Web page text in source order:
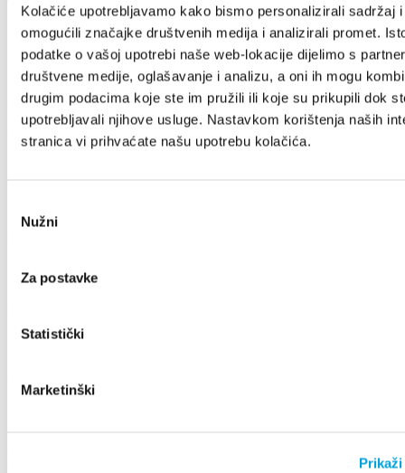
Kolačiće upotrebljavamo kako bismo personalizirali sadržaj
omogućili značajke društvenih medija i analizirali promet.
podatke o vašoj upotrebi naše web-lokacije dijelimo s
društvene medije, oglašavanje i analizu, a oni ih mogu
drugim podacima koje ste im pružili ili koje su prikupili dok
upotrebljavali njihove usluge. Nastavkom korištenja naših
stranica vi prihvaćate našu upotrebu kolačića.
pristanka
Nužni
Za postavke
Statistički
Marketinški
Villa Nika, Kamberovo šetalište 30
21216 Kaštel Stari, Hrvatska
Was kann man machen